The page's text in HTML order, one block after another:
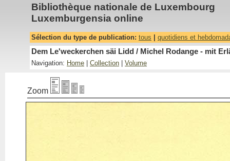
Bibliothèque nationale de Luxembourg
Luxemburgensia online
Sélection du type de publication: tous quotidiens et
Dem Le'weckerchen säi Lidd / Michel Rodange - mit
Navigation: Home Collection Volume
Zoom